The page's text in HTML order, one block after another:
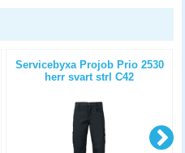
Servicebyxa Projob Prio 2530
herr svart strl C42